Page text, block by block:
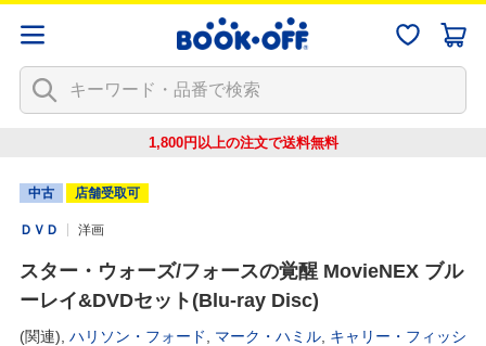
1,800円以上の注文で送料無料
中古 店舗受取可
ＤＶＤ 洋画
スター・ウォーズ/フォースの覚醒 MovieNEX ブル
ーレイ&DVDセット(Blu-ray Disc)
(関連), ハリソン・フォード マーク・ハミル キャリー・フィッシ